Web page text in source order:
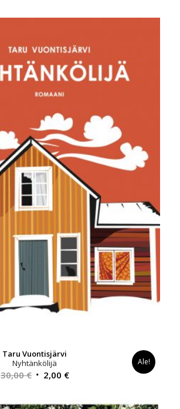
oli:
on:
Taru Vuontisjärvi
Nyhtänkölijä
30,00€ Alkuperäinen
oli:
2,00 €Nykyinen
on:
Ale!